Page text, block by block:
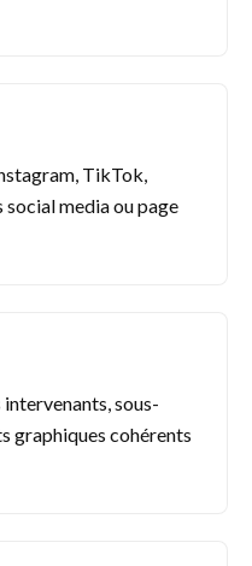
TikTok,
social media ou page
sous-
graphiques cohérents